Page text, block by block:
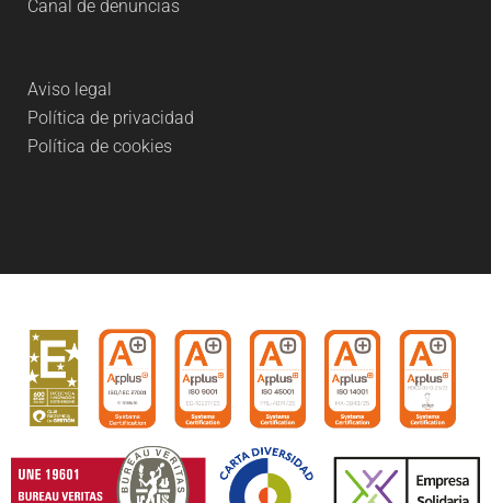
Canal de denuncias
Aviso legal
Política de privacidad
Política de cookies